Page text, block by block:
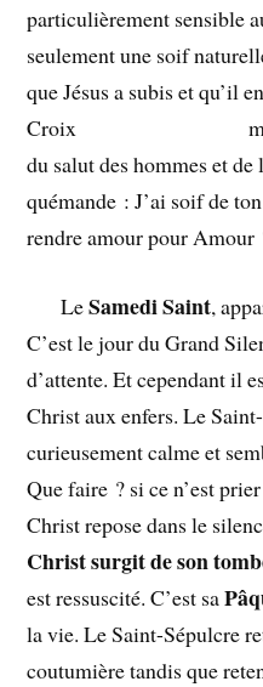
particulièrement sensible
seulement une soif
que Jésus a subis et qu’il
Croix mais aussi
du salut des hommes et
quémande : J’ai soif de
rendre amour
LeSamedi Saint,
C’est le jour du Grand
d’attente. Et cependant il
Christ aux enfers. Le
curieusement calme et
Que faire ? si ce n’est
Christ repose dans le
Christsurgit de son
est ressuscité. C’est sa
la vie. Le Saint-Sépulcre
coutumière tandis que